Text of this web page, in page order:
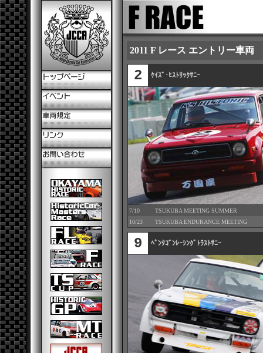
2011 F レース エントリー車両
2 ｹｲｽﾞ･ﾋｽﾄﾘｯｸｻﾆｰ
7/10
TSUKUBA MEETING SUMMER
10/23
TSUKUBA ENDURANCE MEETING
9 ﾍﾟﾝﾀｺﾞﾝﾚｰｼﾝｸﾞﾄﾗｽﾄｻﾆｰ